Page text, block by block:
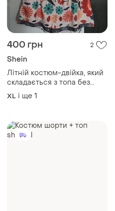
400 грн 2
Shein
Літній костюм-двійка, який
складається з топа без
рукавів та шортів від shein
XL і ще 1